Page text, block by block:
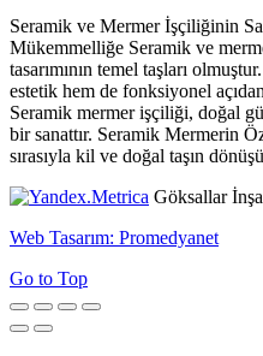
Seramik ve Mermer İşçiliğinin
Mükemmelliğe Seramik ve
tasarımının temel taşları
estetik hem de fonksiyonel
Seramik mermer işçiliği, doğal
bir sanattır. Seramik Mermerin
sırasıyla kil ve doğal taşın
Göksallar
Web Tasarım: Promedyanet
Go to Top